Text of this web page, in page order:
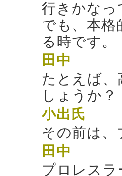
行きかなっ
でも、本格
る時です。
田中
たとえば
しょうか？
小出氏
その前は
田中
プロレス